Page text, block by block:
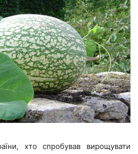
хто спробував вирощувати